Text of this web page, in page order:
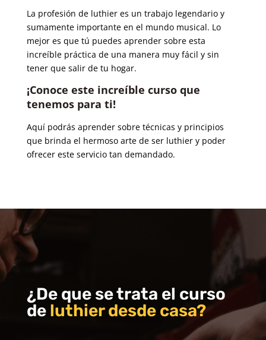
La profesión de luthier es un trabajo legendario y
sumamente importante en el mundo musical. Lo
mejor es que tú puedes aprender sobre esta
increíble práctica de una manera muy fácil y sin
tener que salir de tu hogar.
¡Conoce este increíble curso que
tenemos para ti!
Aquí podrás aprender sobre técnicas y principios
que brinda el hermoso arte de ser luthier y poder
ofrecer este servicio tan demandado.
¿De que se trata el curso
de luthier desde casa?